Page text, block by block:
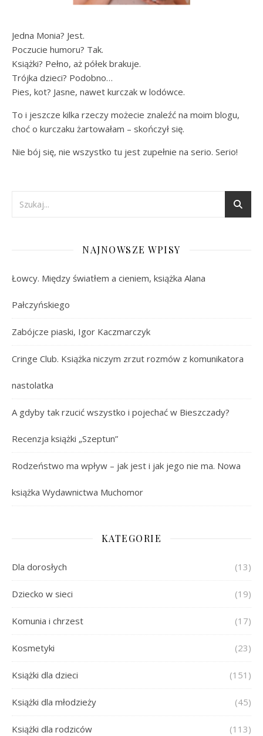
Jedna Monia? Jest.
Poczucie humoru? Tak.
Książki? Pełno, aż półek brakuje.
Trójka dzieci? Podobno…
Pies, kot? Jasne, nawet kurczak w lodówce.
To i jeszcze kilka rzeczy możecie znaleźć na moim blogu,
choć o kurczaku żartowałam – skończył się.
Nie bój się, nie wszystko tu jest zupełnie na serio. Serio!
NAJNOWSZE WPISY
Łowcy. Między światłem a cieniem, książka Alana
Pałczyńskiego
Zabójcze piaski, Igor Kaczmarczyk
Cringe Club. Książka niczym zrzut rozmów z komunikatora
nastolatka
A gdyby tak rzucić wszystko i pojechać w Bieszczady?
Recenzja książki „Szeptun”
Rodzeństwo ma wpływ – jak jest i jak jego nie ma. Nowa
książka Wydawnictwa Muchomor
KATEGORIE
Dla dorosłych (13)
Dziecko w sieci (19)
Komunia i chrzest (17)
Kosmetyki (23)
Książki dla dzieci (151)
Książki dla młodzieży (45)
Książki dla rodziców (113)